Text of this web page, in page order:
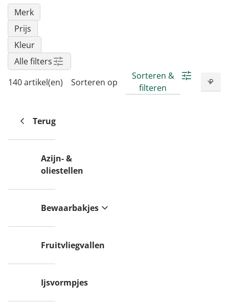
Merk
Prijs
Kleur
Alle filters
140 artikel(en)
Sorteren op
Sorteren &
filteren
Terug
Azijn- &
oliestellen
Bewaarbakjes
Fruitvliegvallen
Ijsvormpjes